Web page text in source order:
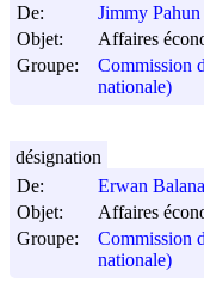
De:
Jimmy Pahun
Objet:
Affaires
Groupe:
Commission
nationale)
De:
Erwan
Objet:
Affaires
Groupe:
Commission
nationale)
désignation